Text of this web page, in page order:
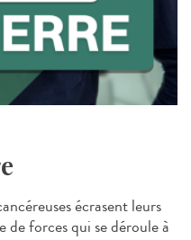
écrasent leurs
de forces qui se déroule à